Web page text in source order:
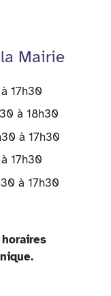
Mairie
17h30
à 18h30
à 17h30
17h30
à 17h30